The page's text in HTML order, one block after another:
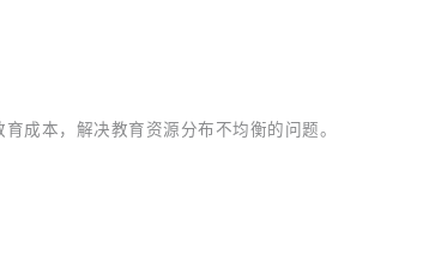
成本，解决教育资源分布不均衡的问题。